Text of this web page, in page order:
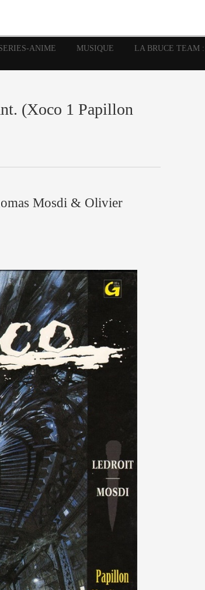
ANIME MUSIQUE LA BRUCE TEAM
(Xoco 1 Papillon
Mosdi & Olivier
Mangas Marvel Mattie boy
Panini
Punisher Rock Semic Special Guest Spidey